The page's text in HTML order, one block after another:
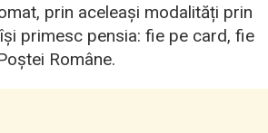
prin aceleași modalități prin
primesc pensia: fie pe card, fie
Române.